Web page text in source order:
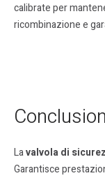
calibrate per
ricombinazione e
Lavalvola di
Garantisce